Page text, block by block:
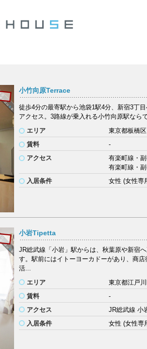
小竹向原Terrace
徒歩4分の最寄駅から池袋1駅4分、新宿3丁
アクセス。3路線が乗入れる小竹向原駅なら
エリア
東京都板橋区
賃料
-
アクセス
有楽町線・
有楽町線・
入居条件
女性 (女性専
小岩Tipetta
JR総武線「小岩」駅からは、秋葉原や新宿
す。駅前にはイトーヨーカドーがあり、商
活...
エリア
東京都江戸
賃料
-
アクセス
JR総武線 小
入居条件
女性 (女性専